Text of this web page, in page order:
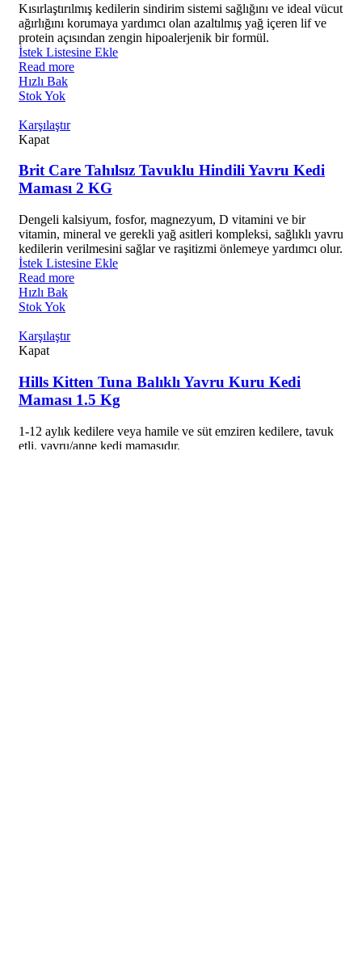
Kısırlaştırılmış kedilerin sindirim sistemi sağlığını ve ideal vücut
ağırlığını korumaya yardımcı olan azaltılmış yağ içeren lif ve
protein açısından zengin hipoalerjenik bir formül.
İstek Listesine Ekle
Read more
Hızlı Bak
Stok Yok
Karşılaştır
Kapat
Brit Care Tahılsız Tavuklu Hindili Yavru Kedi
Maması 2 KG
Dengeli kalsiyum, fosfor, magnezyum, D vitamini ve bir
vitamin, mineral ve gerekli yağ asitleri kompleksi, sağlıklı yavru
kedilerin verilmesini sağlar ve raşitizmi önlemeye yardımcı olur.
İstek Listesine Ekle
Read more
Hızlı Bak
Stok Yok
Karşılaştır
Kapat
Hills Kitten Tuna Balıklı Yavru Kuru Kedi
Maması 1.5 Kg
1-12 aylık kedilere veya hamile ve süt emziren kedilere, tavuk
etli, yavru/anne kedi mamasıdır.